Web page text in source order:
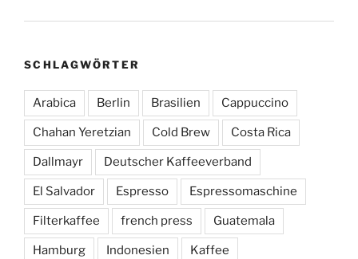
SCHLAGWÖRTER
Arabica Berlin Brasilien Cappuccino
Chahan Yeretzian Cold Brew Costa Rica
Dallmayr Deutscher Kaffeeverband
El Salvador Espresso Espressomaschine
Filterkaffee french press Guatemala
Hamburg Indonesien Kaffee